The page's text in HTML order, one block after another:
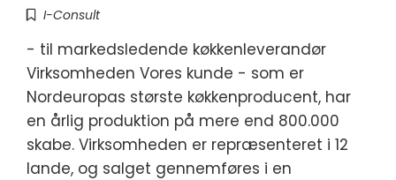
I-Consult
- til markedsledende køkkenleverandør
Virksomheden Vores kunde - som er
Nordeuropas største køkkenproducent, har
en årlig produktion på mere end 800.000
skabe. Virksomheden er repræsenteret i 12
lande, og salget gennemføres i en